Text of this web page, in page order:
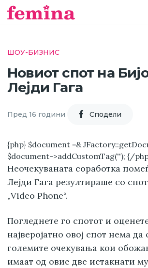
ШОУ-БИЗНИС
Новиот спот на
Лејди Гага
Пред 16 години Cподели
{php} $document =&
$document->addCustomTag(''); {/
Неочекуваната соработка
Лејди Гага резултираше со
„Video Phone“.
Погледнете го спотот и
најверојатно овој спот нема
големите очекувања кои
имаат од овие две истакнати